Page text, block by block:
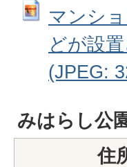
マンシ
どが設
(JPEG:
みはらし公
住